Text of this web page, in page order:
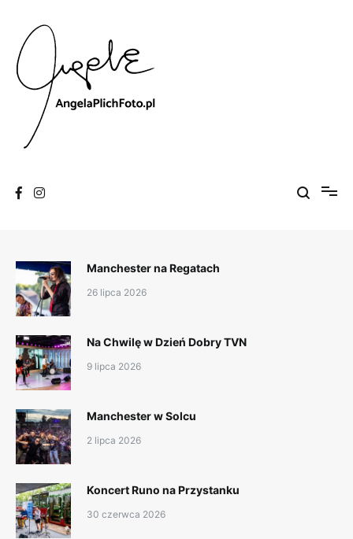
content
Manchester na Regatach
26 lipca 2026
Na Chwilę w Dzień Dobry TVN
9 lipca 2026
Manchester w Solcu
2 lipca 2026
Koncert Runo na Przystanku
30 czerwca 2026